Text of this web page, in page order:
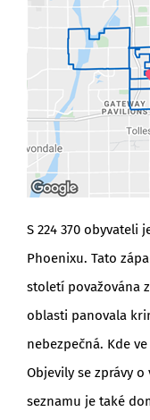
S 224 370 obyvateli
Phoenixu. Tato
století považována
oblasti panovala
nebezpečná. Kde
Objevily se zprávy
seznamu je také